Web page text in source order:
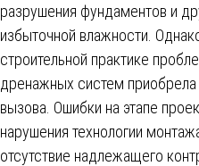
разрушения фундаментов и
избыточной влажности.
строительной практике
дренажных систем приобрела
вызова. Ошибки на этапе
нарушения технологии
отсутствие надлежащего